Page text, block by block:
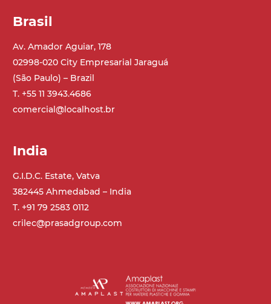
Trasmissione
diretta in traino (lato sinistro), riduttore
con frizione, motore asincrono trifase
multi tensione 230/400Vac-50Hz-3F
on/off, E-Stop, protezione termica motore
Brasil
Av. Amador Aguiar, 178
02998-020 City Empresarial Jaraguá
(São Paulo) – Brazil
T. +55 11 3943.4686
comercial@localhost.br
India
G.I.D.C. Estate, Vatva
382445 Ahmedabad – India
T. +91 79 2583 0112
crilec@prasadgroup.com